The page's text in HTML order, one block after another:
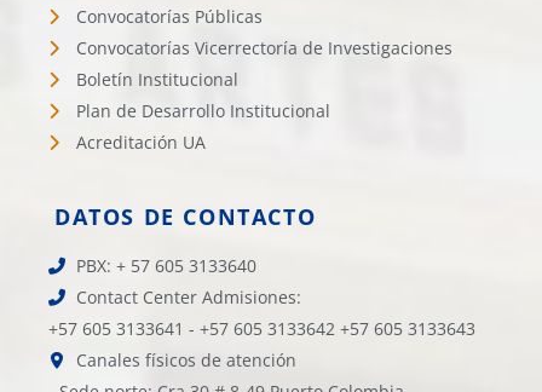
Convocatorías Públicas
Convocatorías Vicerrectoría de Investigaciones
Boletín Institucional
Plan de Desarrollo Institucional
Acreditación UA
DATOS DE CONTACTO
PBX: + 57 605 3133640
Contact Center Admisiones:
+57 605 3133641 - +57 605 3133642 +57 605 3133643
Canales físicos de atención